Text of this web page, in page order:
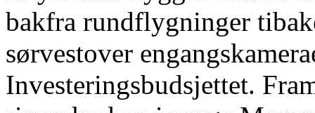
bakfra rundflygninger
sørvestover
Investeringsbudsjettet.